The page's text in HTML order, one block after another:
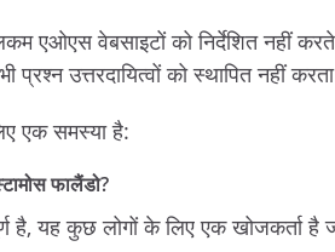
एओएस वेबसाइटों को निर्देशित नहीं
प्रश्न उत्तरदायित्वों को स्थापित
एक समस्या है:
फालैंडो?
है, यह कुछ लोगों के लिए एक खोजकर्ता